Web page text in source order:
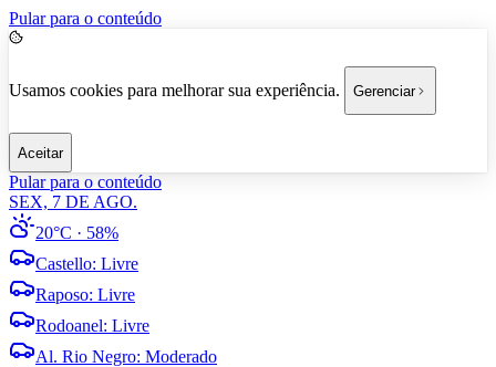
Pular para o conteúdo
Usamos cookies para melhorar sua experiência. Gerenciar
Aceitar
Pular para o conteúdo
SEX, 7 DE AGO.
20°C · 58%
Castello: Livre
Raposo: Livre
Rodoanel: Livre
Al. Rio Negro: Moderado